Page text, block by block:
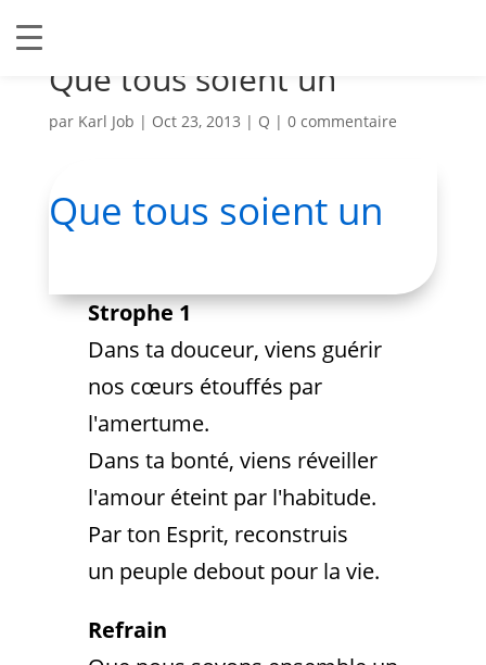
Que tous soient un
par Karl Job | Oct 23, 2013 | Q | 0 commentaire
Que tous soient un
Strophe 1
Dans ta douceur, viens guérir
nos cœurs étouffés par
l'amertume.
Dans ta bonté, viens réveiller
l'amour éteint par l'habitude.
Par ton Esprit, reconstruis
un peuple debout pour la vie.
Refrain